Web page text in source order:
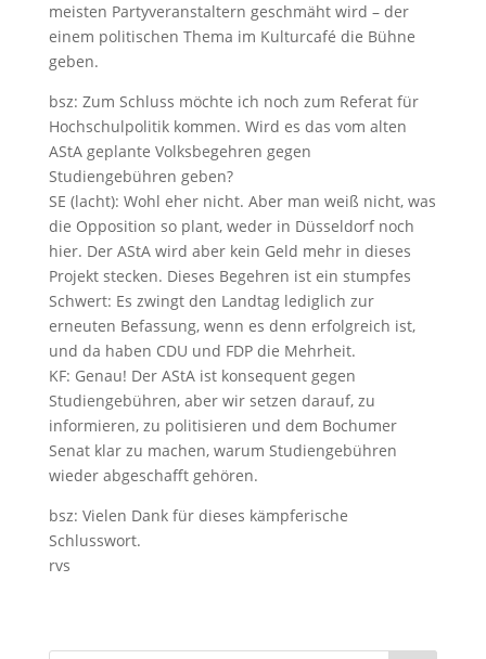
meisten Partyveranstaltern geschmäht wird – der
einem politischen Thema im Kulturcafé die Bühne
geben.
bsz: Zum Schluss möchte ich noch zum Referat für
Hochschulpolitik kommen. Wird es das vom alten
AStA geplante Volksbegehren gegen
Studiengebühren geben?
SE (lacht): Wohl eher nicht. Aber man weiß nicht, was
die Opposition so plant, weder in Düsseldorf noch
hier. Der AStA wird aber kein Geld mehr in dieses
Projekt stecken. Dieses Begehren ist ein stumpfes
Schwert: Es zwingt den Landtag lediglich zur
erneuten Befassung, wenn es denn erfolgreich ist,
und da haben CDU und FDP die Mehrheit.
KF: Genau! Der AStA ist konsequent gegen
Studiengebühren, aber wir setzen darauf, zu
informieren, zu politisieren und dem Bochumer
Senat klar zu machen, warum Studiengebühren
wieder abgeschafft gehören.
bsz: Vielen Dank für dieses kämpferische
Schlusswort.
rvs